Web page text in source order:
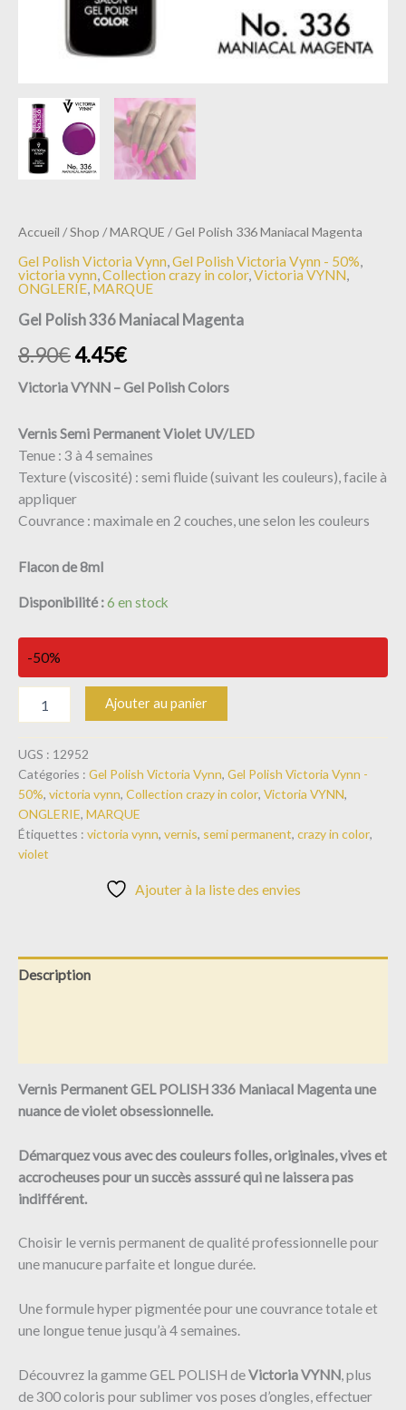
Accueil /Shop /MARQUE / Gel Polish 336 Maniacal Magenta
Gel Polish Victoria Vynn,Gel Polish Victoria Vynn - 50%,
victoria vynn,Collection crazy in color,Victoria VYNN,
ONGLERIE, MARQUE
Gel Polish 336 Maniacal Magenta
8.90€4.45€
VictoriaVYNN – Gel PolishColors
Vernis Semi Permanent Violet UV/LED
Tenue : 3 à 4 semaines
Texture (viscosité) : semi fluide (suivant les couleurs), facile à
appliquer
Couvrance : maximale en 2 couches, une selon les couleurs
Flaconde 8ml
Disponibilité :6 en stock
-50%
Ajouter au panier
UGS : 12952
Catégories : Gel Polish Victoria Vynn, Gel Polish Victoria Vynn -
50%, victoria vynn, Collection crazy in color, Victoria VYNN,
ONGLERIE, MARQUE
Étiquettes : victoria vynn, vernis, semi permanent, crazy in color,
violet
Ajouter à la liste des envies
Description
Vernis Permanent GEL POLISH 336 Maniacal Magentaune
nuance de violet obsessionnelle.
Démarquez vous avec des couleurs folles, originales, vives et
accrocheuses pour un succès asssuré qui ne laissera pas
indifférent.
Choisir le vernis permanent de qualité professionnelle pour
une manucure parfaite et longue durée.
Une formule hyper pigmentée pour une couvrance totale et
une longue tenue jusqu’à 4 semaines.
Découvrez la gamme GEL POLISH deVictoria VYNN, plus
de 300 coloris pour sublimer vos poses d’ongles, effectuer